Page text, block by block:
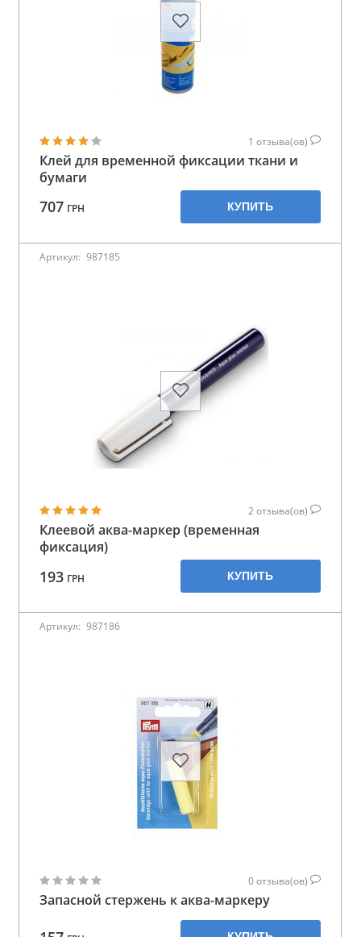
1 отзыва(ов)
Клей для временной фиксации ткани и
бумаги
707 ГРН КУПИТЬ
Артикул: 987185
2 отзыва(ов)
Клеевой аква-маркер (временная
фиксация)
193 ГРН КУПИТЬ
Артикул: 987186
0отзыва(ов)
Запасной стержень к аква-маркеру